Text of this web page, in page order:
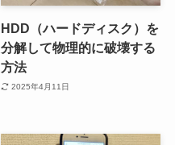
HDD（ハードディスク）を
分解して物理的に破壊する
方法
2025年4月11日